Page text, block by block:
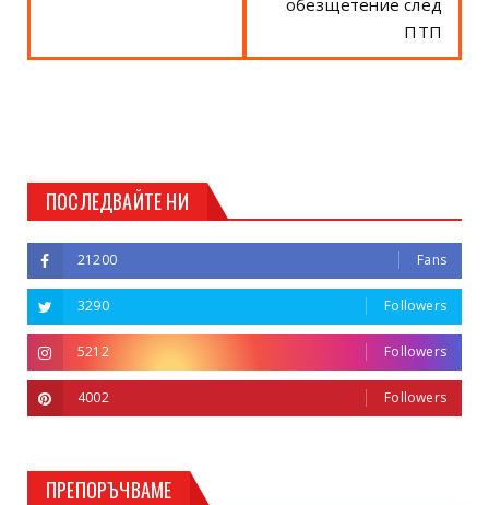
ПТП
ПОСЛЕДВАЙТЕ НИ
21200 Fans
3290 Followers
5212 Followers
4002 Followers
ПРЕПОРЪЧВАМЕ